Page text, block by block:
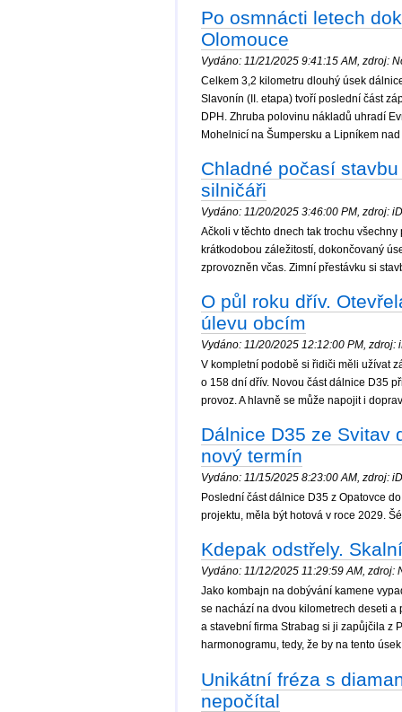
Po osmnácti letech
Olomouce
Vydáno: 11/21/2025 9:41:15 AM, zdroj:
Celkem 3,2 kilometru dlouhý úsek
Slavonín (II. etapa) tvoří poslední část
DPH. Zhruba polovinu nákladů uhradí
Mohelnicí na Šumpersku a Lipníkem
Chladné počasí
silničáři
Vydáno: 11/20/2025 3:46:00 PM, zdroj:
Ačkoli v těchto dnech tak trochu
krátkodobou záležitostí, dokončovaný
zprovozněn včas. Zimní přestávku si
O půl roku dřív.
úlevu obcím
Vydáno: 11/20/2025 12:12:00 PM,
V kompletní podobě si řidiči měli užívat
o 158 dní dřív. Novou část dálnice D35
provoz. A hlavně se může napojit i
Dálnice D35 ze Svitav
nový termín
Vydáno: 11/15/2025 8:23:00 AM, zdroj:
Poslední část dálnice D35 z Opatovce
projektu, měla být hotová v roce 2029.
Kdepak odstřely.
Vydáno: 11/12/2025 11:29:59 AM, zdroj:
Jako kombajn na dobývání kamene
se nachází na dvou kilometrech deseti
a stavební firma Strabag si ji zapůjčila z
harmonogramu, tedy, že by na tento
Unikátní fréza s
nepočítal